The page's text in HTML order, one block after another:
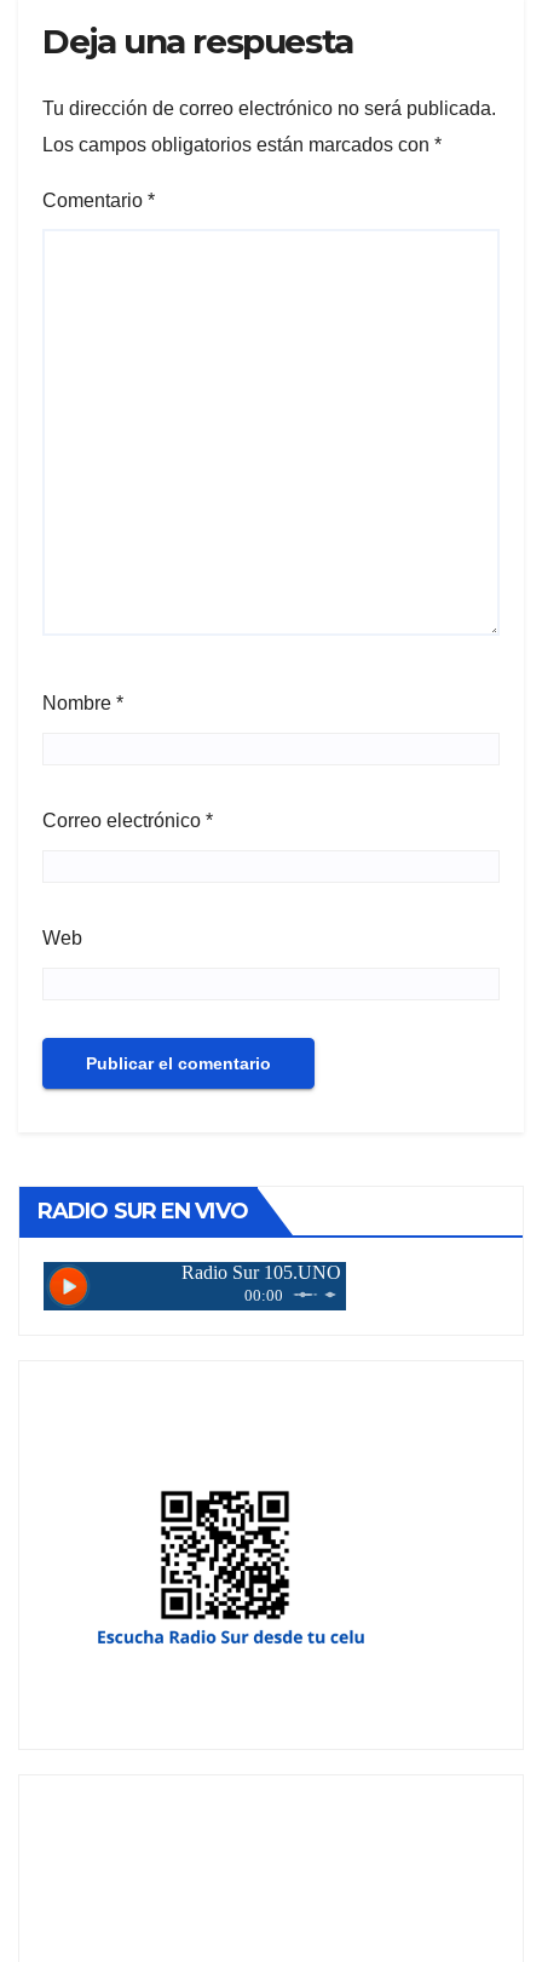
Deja una respuesta
Tu dirección de correo electrónico no será publicada.
Los campos obligatorios están marcados con *
Comentario *
Nombre *
Correo electrónico *
Web
RADIO SUR EN VIVO